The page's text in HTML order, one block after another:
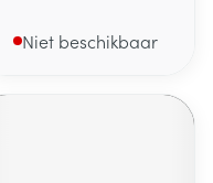
Niet beschikbaar